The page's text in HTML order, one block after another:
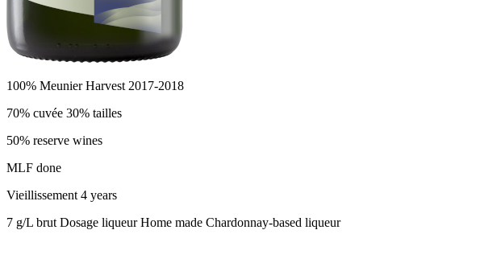
100% Meunier Harvest 2017-2018
70% cuvée 30% tailles
50% reserve wines
MLF done
Vieillissement 4 years
7 g/L brut Dosage liqueur Home made Chardonnay-based liqueur